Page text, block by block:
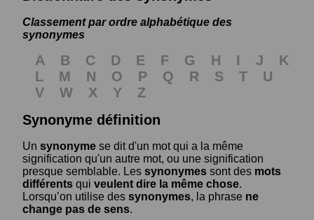
Classement par ordre alphabétique des
synonymes
A B C D E F G H I J
K
L
M N O P Q R S T
U
V
W X Y
Z
Synonyme définition
Un synonyme se dit d'un mot qui a la même
signification qu'un autre mot, ou une signification
presque semblable. Les synonymes sont des mots
différents qui veulent dire la même chose.
Lorsqu’on utilise des synonymes, la phrase ne
change pas de sens.